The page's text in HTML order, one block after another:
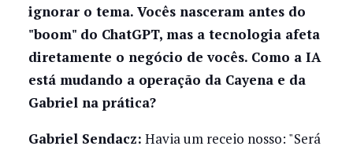
ignorar o tema. Vocês nasceram antes do
"boom" do ChatGPT, mas a tecnologia afeta
diretamente o negócio de vocês. Como a IA
está mudando a operação da Cayena e da
Gabriel na prática?
Gabriel Sendacz: Havia um receio nosso: "Será